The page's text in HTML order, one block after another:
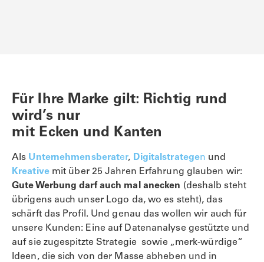
Für Ihre Marke gilt: Richtig rund
wird’s nur
mit Ecken und Kanten
Als Unternehmensberater, Digitalstrategen und
Kreativemit über 25 Jahren Erfahrung glauben wir:
Gute Werbung darf auch mal anecken (deshalb steht
übrigens auch unser Logo da, wo es steht), das
schärft das Profil. Und genau das wollen wir auch für
unsere Kunden: Eine auf Datenanalyse gestützte und
auf sie zugespitzte Strategie sowie „merk-würdige“
Ideen, die sich von der Masse abheben und in